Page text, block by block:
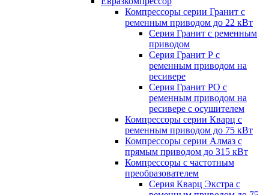
Компрессоры серии Гранит с
ременным приводом до 22 кВт
Серия Гранит с ременным
приводом
Серия Гранит Р с
ременным приводом на
ресивере
Серия Гранит РО с
ременным приводом на
ресивере с осушителем
Компрессоры серии Кварц с
ременным приводом до 75 кВт
Компрессоры серии Алмаз с
прямым приводом до 315 кВт
Компрессоры с частотным
преобразователем
Серия Кварц Экстра с